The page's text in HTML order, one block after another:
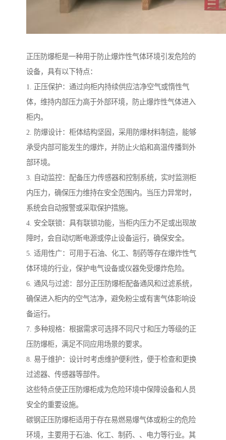
正压防爆柜是一种用于防止爆炸性气体环境引发危险的
设备，具有以下特点：
1. 正压保护：通过向柜内持续供应洁净空气或惰性气
体，维持内部压力高于外部环境，防止爆炸性气体进入
柜内。
2. 防爆设计：柜体结构坚固，采用防爆材料制造，能够
承受内部可能发生的爆炸，并防止火焰和高温传播到外
部环境。
3. 自动监控：配备压力传感器和控制系统，实时监测柜
内压力，确保压力维持在安全范围内。当压力异常时，
系统会自动报警或采取保护措施。
4. 安全联锁：具有联锁功能，当柜内压力不足或出现故
障时，会自动切断电源或停止设备运行，确保安全。
5. 适用性广：可用于石油、化工、制药等存在爆炸性气
体环境的行业，保护电气设备或仪器免受爆炸危险。
6. 通风与过滤：部分正压防爆柜配备通风和过滤系统，
确保进入柜内的空气洁净，避免粉尘或有害气体影响设
备运行。
7. 多种规格：根据需求可选择不同尺寸和压力等级的正
压防爆柜，满足不同应用场景的要求。
8. 易于维护：设计时考虑维护便利性，便于检查和更换
过滤器、传感器等部件。
这些特点使正压防爆柜成为危险环境中保障设备和人员
安全的重要设施。
碳钢正压防爆柜适用于存在易燃易爆气体或粉尘的危险
环境，主要用于石油、化工、制药、、电力等行业。其